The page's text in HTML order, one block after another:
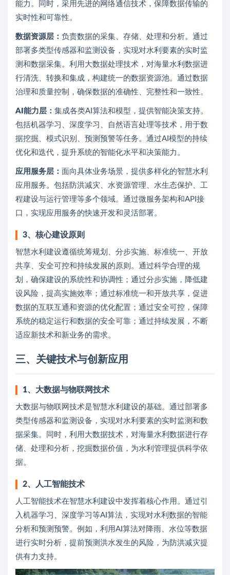
能力。同时，采用先进的网络通信技术，保障数据传输的
实时性和可靠性。
数据资源层： 负责数据的采集、存储、处理和分析。通过
部署多类型传感器和监测设备，实现对水利要素的实时监
测和数据采集。利用大数据处理技术，对海量水利数据进
行清洗、转换和集成，构建统一的数据资源池。通过数据
治理和质量控制，确保数据的准确性、完整性和一致性。
AI能力层： 集成各类AI算法和模型，提供智能决策支持。
包括机器学习、深度学习、自然语言处理等技术，用于数
据挖掘、模式识别、预测预警等任务。通过AI模型的持续
优化和迭代，提升系统的智能化水平和决策能力。
应用服务层： 面向具体业务场景，提供多样化的智慧水利
应用服务。包括防洪减灾、水资源管理、水生态保护、工
程建设与运行管理等多个领域。通过微服务架构和API接
口，实现应用服务的快速开发和灵活部署。
3、 核心建设原则
智慧水利建设遵循统筹规划、分步实施、标准统一、开放
共享、安全可控和持续发展的原则。通过科学合理的规
划，确保建设的系统性和协调性；通过分步实施，降低建
设风险，提高实施效率；通过标准统一和开放共享，促进
数据的互联互通和资源的优化配置；通过安全可控，保障
系统的稳定运行和数据的安全可靠；通过持续发展，不断
适应新技术和新业务的需求。
三、关键技术与创新应用
1、 大数据与物联网技术
大数据与物联网技术是智慧水利建设的基础。通过部署多
类型传感器和监测设备，实现对水利要素的实时监测和数
据采集。同时，利用大数据技术，对海量水利数据进行存
储、处理和分析，挖掘数据价值，为水利管理提供科学依
据。
2、 人工智能技术
人工智能技术在智慧水利建设中发挥着核心作用。通过引
入机器学习、深度学习等AI算法，实现对水利数据的智能
分析和预测预警。例如，利用AI算法对降雨、水位等数据
进行实时分析，提前预测洪水发生的风险，为防洪减灾提
供有力支持。